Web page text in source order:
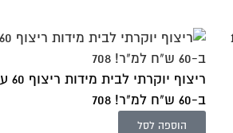
ב-60 ש"ח למ"ר! 708
הוספה לסל